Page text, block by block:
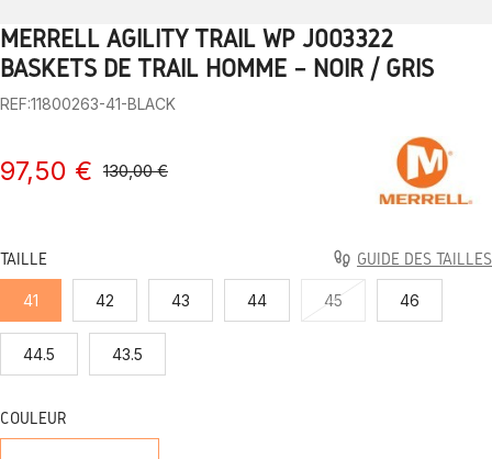
1 2 3 5 6 7 8 9
MERRELL AGILITY TRAIL WP J003322
BASKETS DE TRAIL HOMME – NOIR / GRIS
REF:11800263-41-BLACK
97,50 € 130,00 €
TAILLE GUIDE DES TAILLES
41 42 43 44 45 46
44.5 43.5
COULEUR